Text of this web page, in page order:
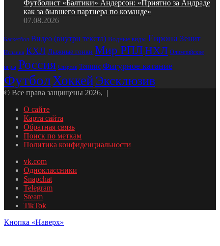
Футболист «Балтики» Андерсон: «Приятно за Андраде
как за бывшего партнера по команде»
07.08.2026
Баскетбол Видео (внутри текста) Водные виды Европа Зенит
Испания КХЛ Лыжные гонки Мир РПЛНХЛ Олимпийские
игры Россия Спартак Теннис Фигурное катание
ФутболХоккейЭксклюзив
© Все права защищены 2026, |
О сайте
Карта сайта
Обратная связь
Поиск по меткам
Политика конфиденциальности
vk.com
Одноклассники
Snapchat
Telegram
Steam
TikTok
Кнопка «Наверх»